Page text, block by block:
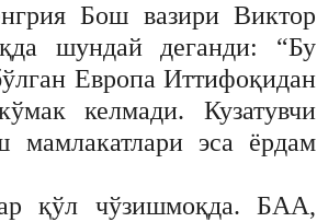
Бош вазири Виктор
шундай деганди: “Бу
Европа Иттифоқидан
келмади. Кузатувчи
мамлакатлари эса ёрдам
қўл чўзишмоқда. БАА,